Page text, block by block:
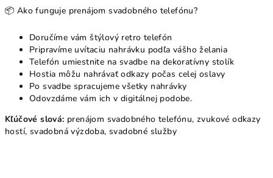
📦 Ako funguje prenájom svadobného telefónu?
Doručíme vám štýlový retro telefón
Pripravíme uvítaciu nahrávku podľa vášho želania
Telefón umiestnite na svadbe na dekoratívny stolík
Hostia môžu nahrávať odkazy počas celej oslavy
Po svadbe spracujeme všetky nahrávky
Odovzdáme vám ich v digitálnej podobe.
Kľúčové slová: prenájom svadobného telefónu, zvukové odkazy
hostí, svadobná výzdoba, svadobné služby